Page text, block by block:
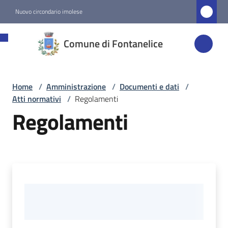
Nuovo circondario imolese
Comune di Fontanelice
Fontanelice
Amministrazione
Menu selezionato
Novità
Home / Amministrazione / Documenti e dati /
Atti normativi / Regolamenti
Regolamenti